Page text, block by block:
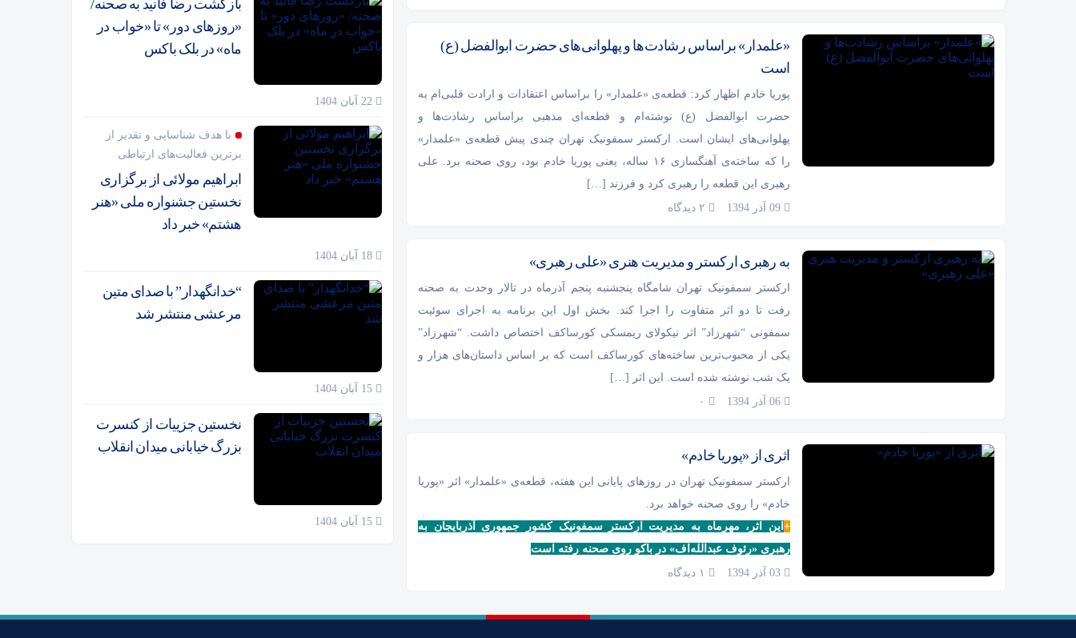
«علمدار» براساس رشادت‌ها و پهلوانی‌های حضرت ابوالفضل (ع)
است
پوریا خادم اظهار کرد: قطعه‌ی «علمدار» را براساس اعتقادات و ارادت قلبی‌ام به
حضرت ابوالفضل (ع) نوشته‌ام و قطعه‌ای مذهبی براساس رشادت‌ها و
پهلوانی‌های ایشان است. ارکستر سمفونیک تهران چندی پیش قطعه‌ی «علمدار»
را که ساخته‌ی آهنگسازی ۱۶ ساله، یعنی پوریا خادم بود‌، روی صحنه برد. علی
رهبری این قطعه را رهبری کرد و فرزند […]
۲ دیدگاه
به رهبری ارکستر و مدیریت هنری «علی رهبری»
ارکستر سمفونیک تهران شامگاه پنجشنبه پنجم آذرماه در تالار وحدت به صحنه
رفت تا دو اثر متفاوت را اجرا کند. بخش اول این برنامه به اجرای سوئیت
سمفونی “شهرزاد” اثر نیکولای ریمسکی کورساکف اختصاص داشت. “شهرزاد”
یکی از محبوب‌ترین ساخته‌های کورساکف است که بر اساس داستان‌های هزار و
یک شب نوشته شده است. این اثر […]
۰
اثری از «پوریا خادم»
ارکستر سمفونیک تهران در روزهای پایانی این هفته، قطعه‌ی «علمدار» اثر «پوریا
خادم» را روی صحنه خواهد برد.
+ این اثر، مهرماه به مدیریت ارکستر سمفونیک کشور جمهوری آذربایجان به
رهبری «رئوف عبدالله‌اف» در باکو روی صحنه رفته است
۱ دیدگاه
بازگشت رضا فانید به صحنه/
«روزهای دور» تا «خواب در
ماه» در بلک باکس
با هدف شناسایی و تقدیر از
برترین فعالیت‌های ارتباطی
ابراهیم مولائی از برگزاری
نخستین جشنواره ملی «هنر
هشتم» خبر داد
“خدانگهدار” با صدای متین
مرعشی منتشر شد
نخستین جزییات از کنسرت
بزرگ خیابانی میدان انقلاب